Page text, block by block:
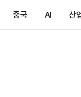
중국 AI 산